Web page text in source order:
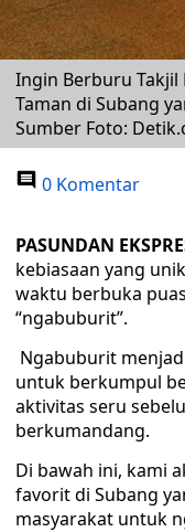
Ingin Berburu Takjil
Taman di Subang
Sumber Foto:
0 Komentar
PASUNDAN
kebiasaan yang
waktu berbuka
“ngabuburit”.
Ngabuburit
untuk berkumpul
aktivitas seru
berkumandang.
Di bawah ini, kami
favorit di Subang
masyarakat untuk